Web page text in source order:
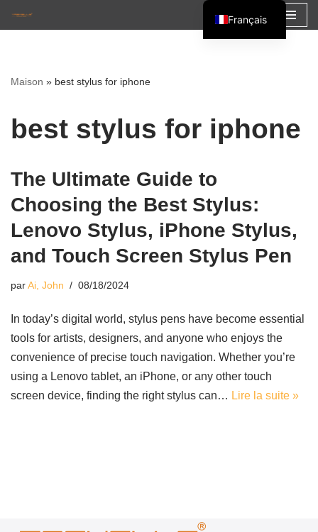
contenu
Maison » best stylus for iphone
best stylus for iphone
The Ultimate Guide to
Choosing the Best Stylus:
Lenovo Stylus, iPhone Stylus,
and Touch Screen Stylus Pen
parAi, John 08/18/2024
In today’s digital world, stylus pens have become essential
tools for artists, designers, and anyone who enjoys the
convenience of precise touch navigation. Whether you’re
using a Lenovo tablet, an iPhone, or any other touch
screen device, finding the right stylus can… Lire la suite »
Français
English